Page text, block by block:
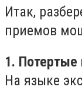
Итак,
приемов
1.
На языке